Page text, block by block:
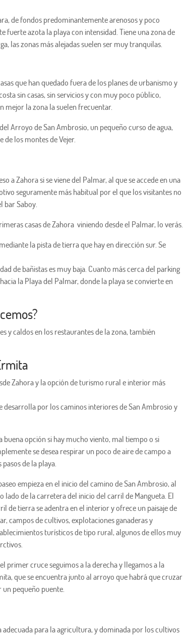
de fondos predominantemente arenosos y poco
fuerte azota la playa con intensidad. Tiene una zona de
las zonas más alejadas suelen ser muy tranquilas.
que han quedado fuera de los planes de urbanismo y
sin casas, sin servicios y con muy poco público,
mejor la zona la suelen frecuentar.
Arroyo de San Ambrosio, un pequeño curso de agua,
de los montes de Vejer.
a Zahora si se viene del Palmar, al que se accede en una
seguramente más habitual por el que los visitantes no
bar Saboy.
casas de Zahora viniendo desde el Palmar, lo verás.
la pista de tierra que hay en dirección sur. Se
de bañistas es muy baja. Cuanto más cerca del parking
la Playa del Palmar, donde la playa se convierte en
y caldos en los restaurantes de la zona, también
Zahora y la opción de turismo rural e interior más
desarrolla por los caminos interiores de San Ambrosio y
buena opción si hay mucho viento, mal tiempo o si
se desea respirar un poco de aire de campo a
pasos de la playa.
empieza en el inicio del camino de San Ambrosio, al
lado de la carretera del inicio del carril de Mangueta. El
de tierra se adentra en el interior y ofrece un paisaje de
campos de cultivos, explotaciones ganaderas y
turísticos de tipo rural, algunos de ellos muy
primer cruce seguimos a la derecha y llegamos a la
que se encuentra junto al arroyo que habrá que cruzar
un pequeño puente.
para la agricultura, y dominada por los cultivos